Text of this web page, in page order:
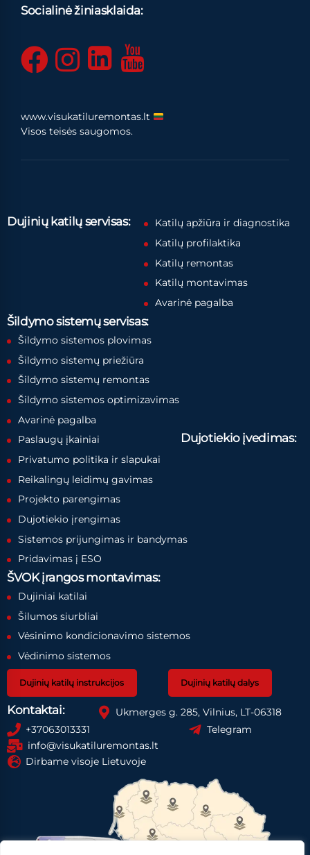
Socialinė žiniasklaida:
www.visukatiluremontas.lt
Visos teisės saugomos.
Dujinių katilų servisas:
Katilų apžiūra ir diagnostika
Katilų profilaktika
Katilų remontas
Katilų montavimas
Avarinė pagalba
Šildymo sistemų servisas:
Šildymo sistemos plovimas
Šildymo sistemų priežiūra
Šildymo sistemų remontas
Šildymo sistemos optimizavimas
Avarinė pagalba
Paslaugų įkainiai
Privatumo politika ir slapukai
Dujotiekio įvedimas:
Reikalingų leidimų gavimas
Projekto parengimas
Dujotiekio įrengimas
Sistemos prijungimas ir bandymas
Pridavimas į ESO
ŠVOK įrangos montavimas:
Dujiniai katilai
Šilumos siurbliai
Vėsinimo kondicionavimo sistemos
Vėdinimo sistemos
Dujinių katilų instrukcijos Dujinių katilų dalys
Kontaktai:
Ukmerges g. 285, Vilnius, LT-06318
+37063013331
Telegram
info@visukatiluremontas.lt
Dirbame visoje Lietuvoje